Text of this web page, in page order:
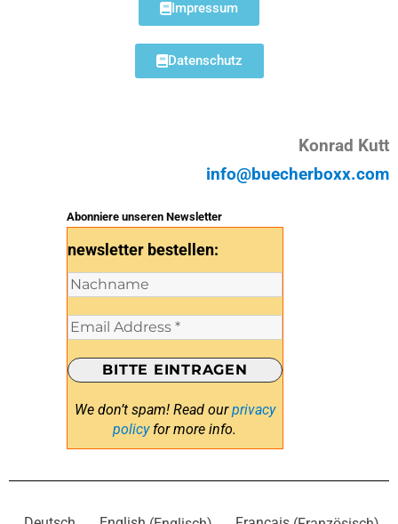
Impressum
Datenschutz
Konrad Kutt
info@buecherboxx.com
Abonniere unseren Newsletter
newsletter bestellen:
We don’t spam! Read ourprivacy
policyfor more info.